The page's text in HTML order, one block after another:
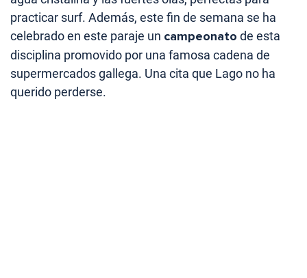
practicar surf. Además, este fin de semana se ha
celebrado en este paraje un campeonato de esta
disciplina promovido por una famosa cadena de
supermercados gallega. Una cita que Lago no ha
querido perderse.